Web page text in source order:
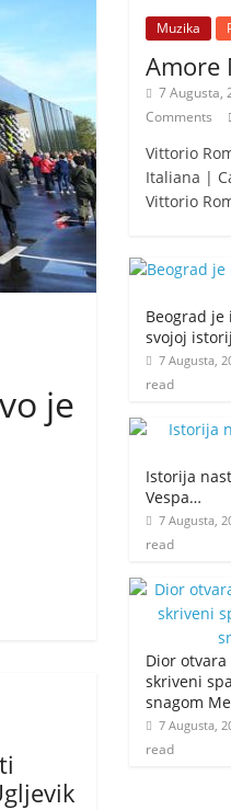
je
Muzika
Amore
7 Augusta,
Comments
Vittorio
Italiana |
Vittorio
Beograd je
svojoj
7 Augusta,
read
Istorija
Vespa…
7 Augusta,
read
Dior
skriveni
snagom
7 Augusta,
read